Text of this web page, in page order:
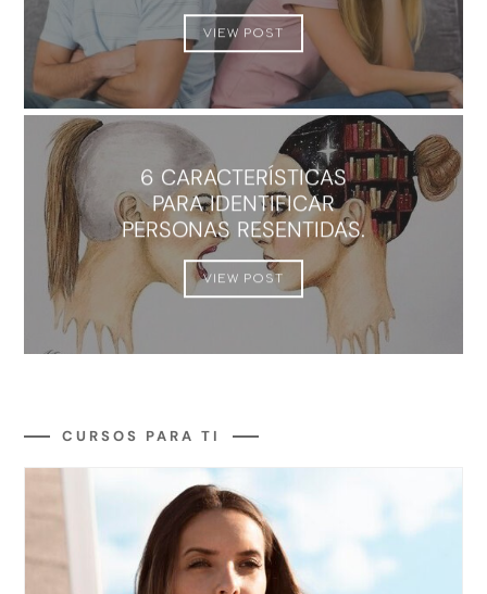
VIEW POST
6 CARACTERÍSTICAS
PARA IDENTIFICAR
PERSONAS RESENTIDAS.
VIEW POST
CURSOS PARA TI